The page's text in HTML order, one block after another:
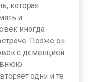
которая
и
иногда
Позже он
с деменцией
одни и те